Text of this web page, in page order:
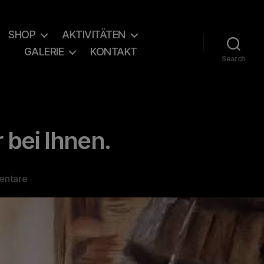
SHOP
AKTIVITÄTEN
GALERIE
KONTAKT
Search
Ihnen.
zu